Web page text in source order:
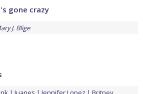
gone crazy
J. Blige